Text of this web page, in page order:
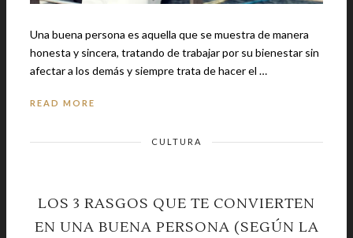
Una buena persona es aquella que se muestra de manera
honesta y sincera, tratando de trabajar por su bienestar sin
afectar a los demás y siempre trata de hacer el …
READ MORE
CULTURA
LOS 3 RASGOS QUE TE CONVIERTEN
EN UNA BUENA PERSONA (SEGÚN LA